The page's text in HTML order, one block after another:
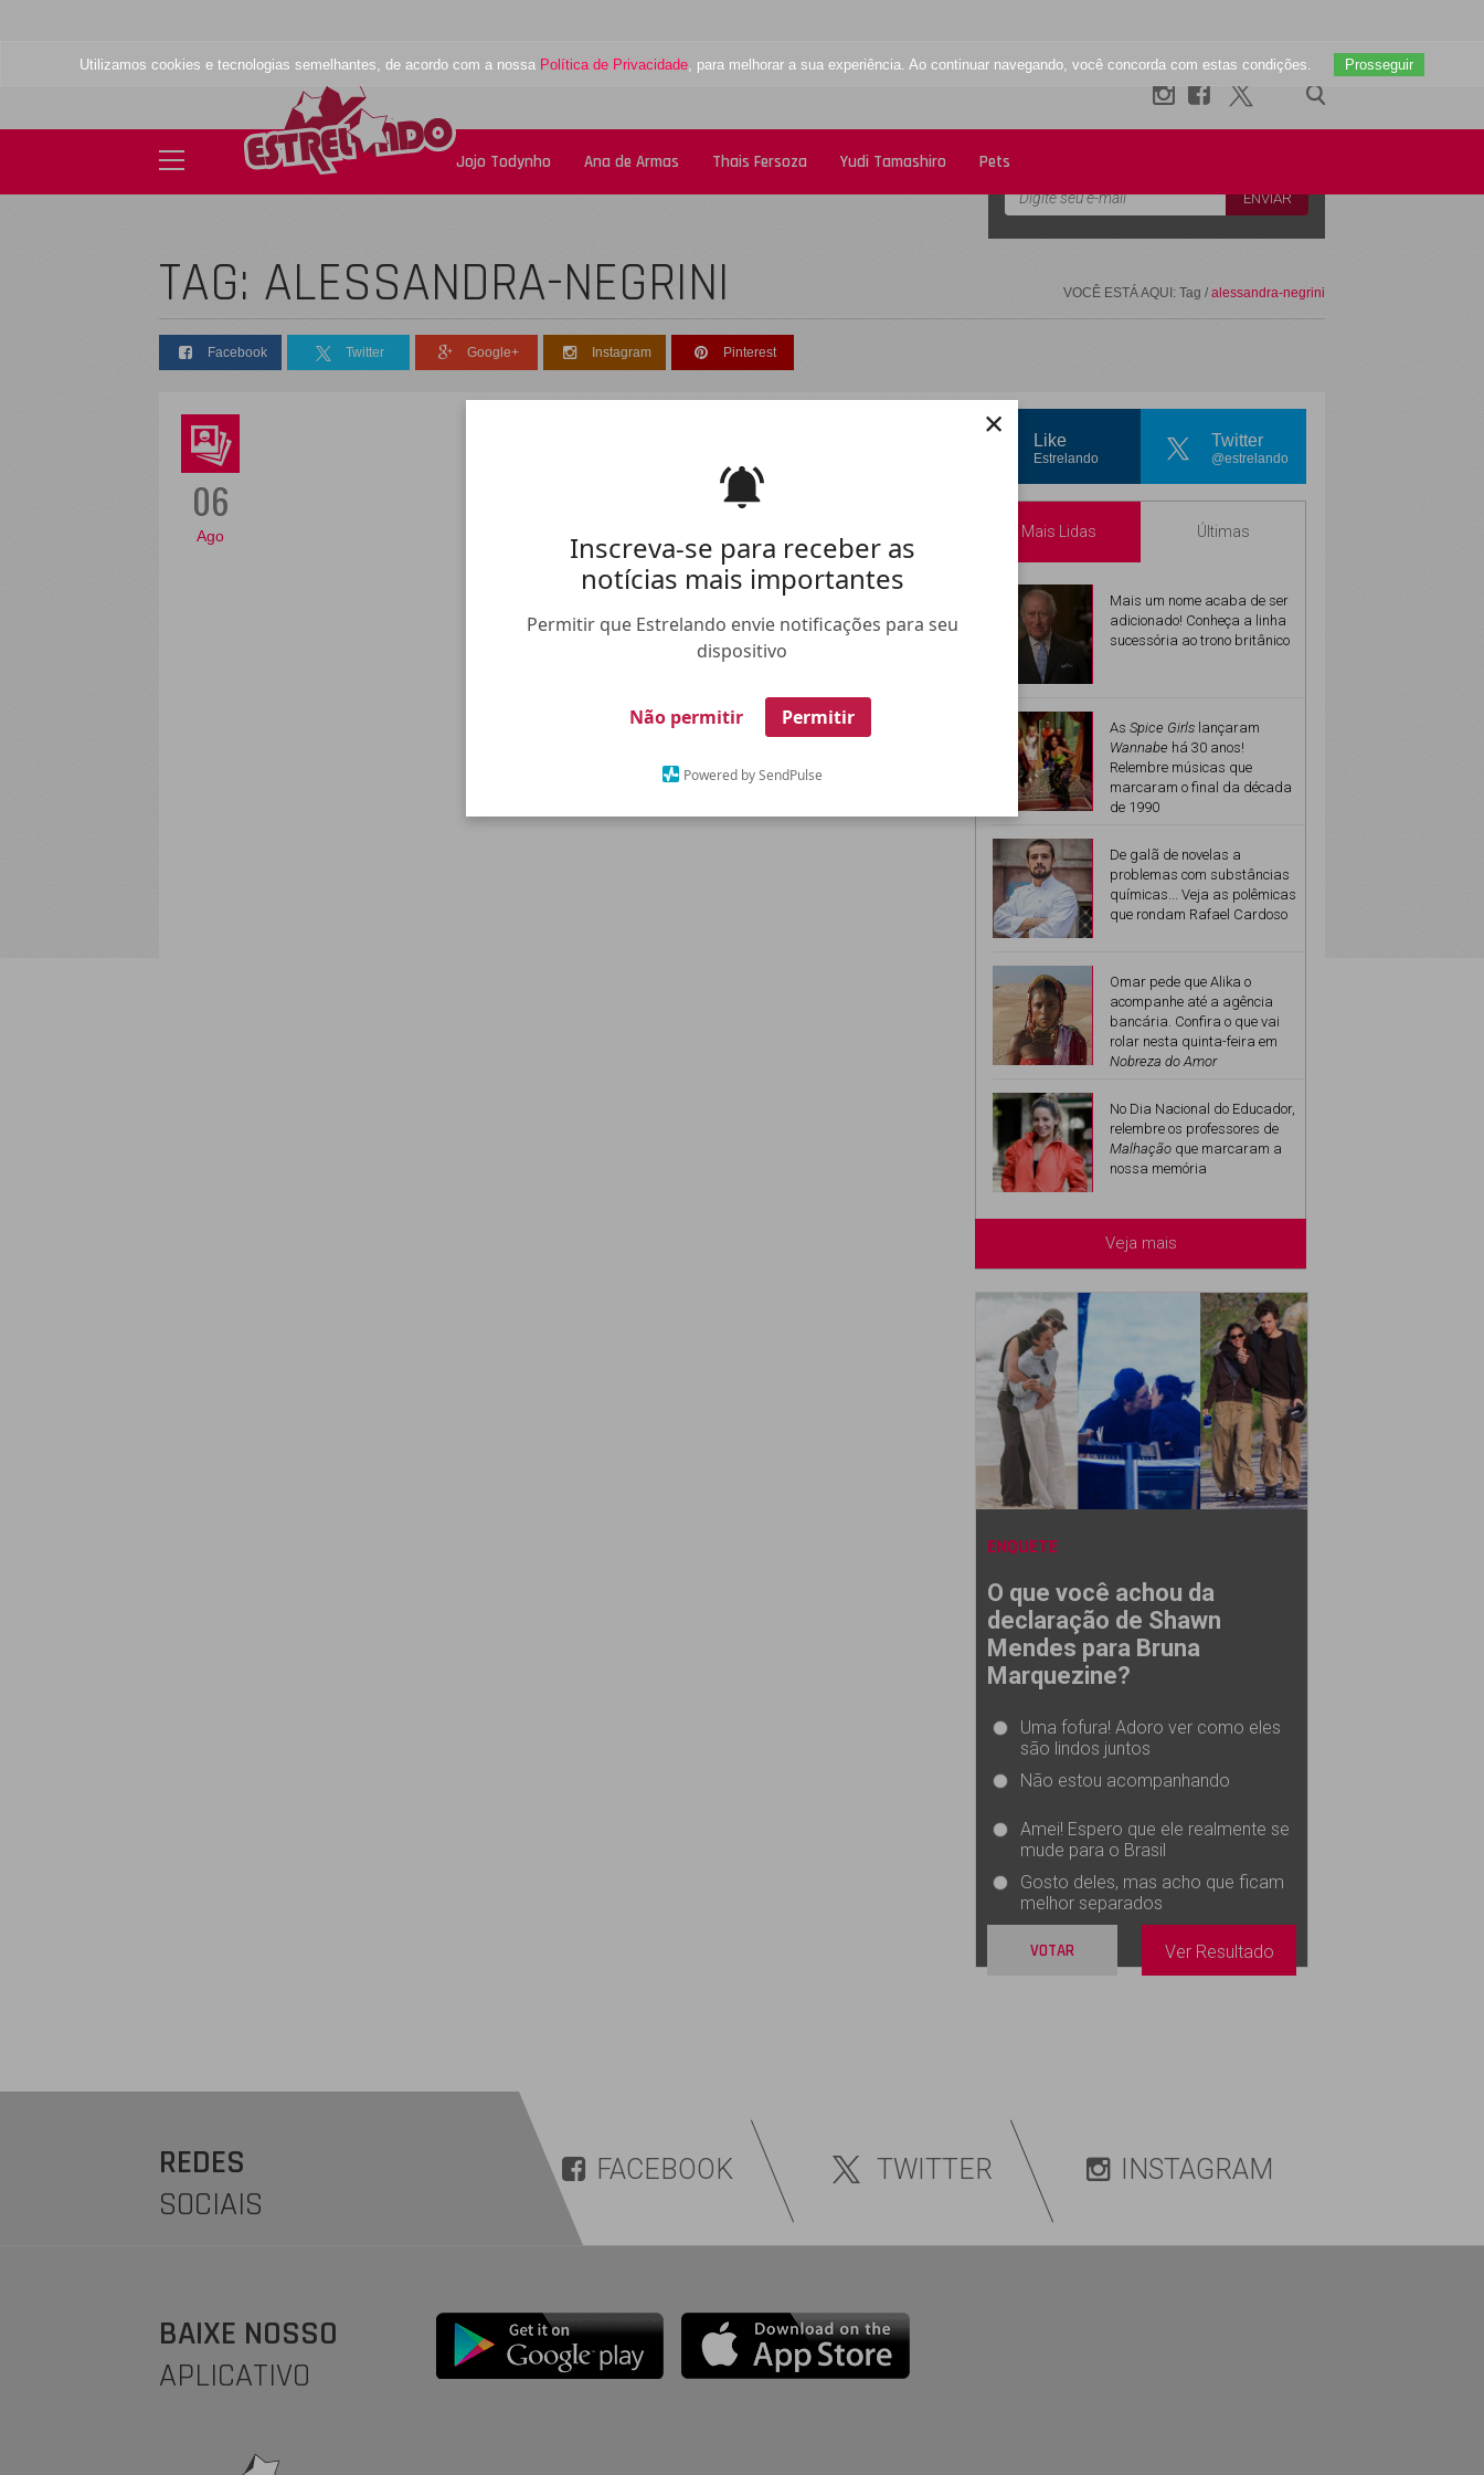
Inscreva-se para receber as
notícias mais importantes
Permitir que Estrelando envie notificações para seu
dispositivo
Não permitir Permitir
Powered by SendPulse
×
Utilizamos cookies e tecnologias semelhantes, de acordo com a nossa Política de Privacidade, para melhorar a sua experiência. Ao continuar navegando, você concorda com estas condições. Prosseguir
Jojo Todynho Ana de Armas Thais Fersoza Yudi Tamashiro PetsNewsletter
TAG: ALESSANDRA-NEGRINI VOCÊ ESTÁ AQUI: Tag / alessandra-negrini
Facebook Twitter Google+ Instagram Pinterest
06
Ago
Like
Estrelando
Twitter
@estrelando
Mais Lidas Últimas
Mais um nome acaba de ser
adicionado! Conheça a linha
sucessória ao trono britânico
As Spice Girls lançaram
Wannabe há 30 anos!
Relembre músicas que
marcaram o final da década
de 1990
De galã de novelas a
problemas com substâncias
químicas... Veja as polêmicas
que rondam Rafael Cardoso
Omar pede que Alika o
acompanhe até a agência
bancária. Confira o que vai
rolar nesta quinta-feira em
Nobreza do Amor
No Dia Nacional do Educador,
relembre os professores de
Malhação que marcaram a
nossa memória
Veja mais
ENQUETE
O que você achou da
declaração de Shawn
Mendes para Bruna
Marquezine?
Uma fofura! Adoro ver como eles
são lindos juntos
Não estou acompanhando
Amei! Espero que ele realmente se
mude para o Brasil
Gosto deles, mas acho que ficam
melhor separados
VOTAR Ver Resultado
REDES
SOCIAIS
FACEBOOK TWITTER INSTAGRAM
BAIXE NOSSO
APLICATIVO